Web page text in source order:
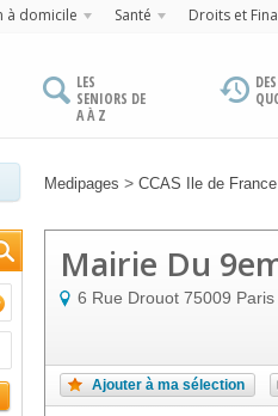
à domicile Santé Droits et
LES
SENIORS DE
A À Z
Medipages > CCAS Ile de France
Mairie Du
6 Rue Drouot 75009 Paris
Ajouter à ma sélection